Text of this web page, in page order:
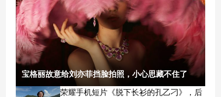
宝格丽故意给刘亦菲挡脸拍照，小心思藏不住了
荣耀手机短片《脱下长衫的孔乙刁》，后